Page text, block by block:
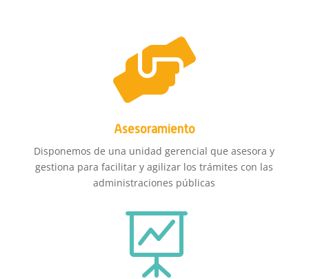

Asesoramiento
Disponemos de una unidad gerencial que asesora y
gestiona para facilitar y agilizar los trámites con las
administraciones públicas
